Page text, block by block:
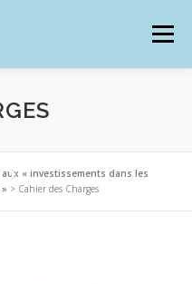
Menu
aux « investissements dans les
> Cahier des Charges